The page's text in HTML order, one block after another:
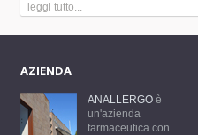
leggi tutto...
AZIENDA
ANALLERGO è
un'azienda
farmaceutica con